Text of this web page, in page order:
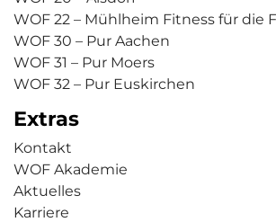
WOF 22 – Mühlheim Fitness für die
WOF 30 – Pur Aachen
WOF 31 – Pur Moers
WOF 32 – Pur Euskirchen
Extras
Kontakt
WOF Akademie
Aktuelles
Karriere